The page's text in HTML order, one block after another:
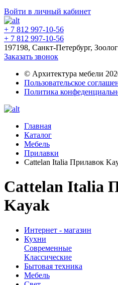
Войти в личный кабинет
+ 7 812 997-10-56
+ 7 812 997-10-56
197198, Санкт-Петербург,
Заказать звонок
© Архитектура мебели
Пользовательское
Политика
Главная
Каталог
Мебель
Прилавки
Cattelan Italia Прилавок
Cattelan Italia
Kayak
Интернет - магазин
Кухни
Современные
Классические
Бытовая техника
Мебель